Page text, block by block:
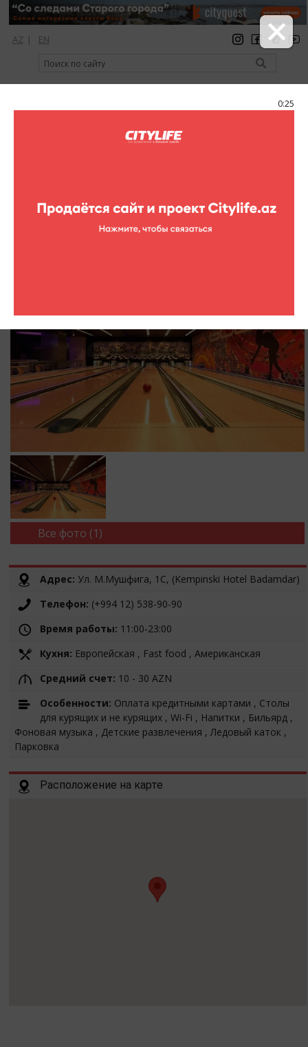
0:25
AZ | EN
регистрация вход Citylife Magazine
Entertainment Center
Kempinski Entertainment Center
Все фото (1)
Адрес: Ул. М.Мушфига, 1C, (Kempinski Hotel Badamdar)
Телефон: (+994 12) 538-90-90
Время работы: 11:00-23:00
Кухня: Европейская , Fast food , Американская
Средний счет: 10 - 30 AZN
Особенности: Оплата кредитными картами , Столы
для курящих и не курящих , Wi-Fi , Напитки , Бильярд ,
Фоновая музыка , Детские развлечения , Ледовый каток ,
Парковка
Расположение на карте